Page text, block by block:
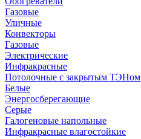
Газовые
Уличные
Конвекторы
Газовые
Электрические
Инфракрасные
Потолочные с закрытым ТЭНом
Белые
Энергосберегающие
Серые
Галогеновые напольные
Инфракрасные влагостойкие